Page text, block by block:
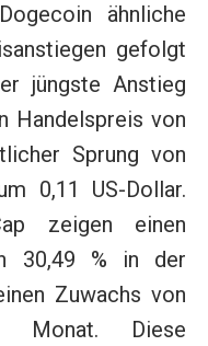
ähnliche
gefolgt
jüngste Anstieg
Handelspreis von
Sprung von
0,11 US-Dollar.
zeigen einen
30,49 % in der
Zuwachs von
Diese